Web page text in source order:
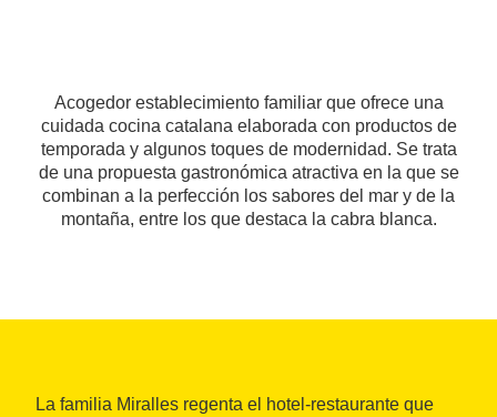
Acogedor establecimiento familiar que ofrece una
cuidada cocina catalana elaborada con productos de
temporada y algunos toques de modernidad. Se trata
de una propuesta gastronómica atractiva en la que se
combinan a la perfección los sabores del mar y de la
montaña, entre los que destaca la cabra blanca.
La familia Miralles regenta el hotel-restaurante que